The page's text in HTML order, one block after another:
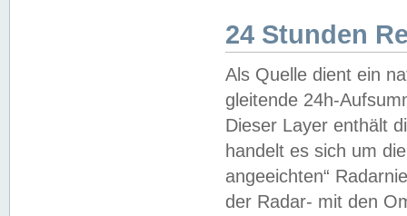
24 Stunden
Als Quelle dient ein
gleitende 24h-
Dieser Layer enthält
handelt es sich um
angeeichten“
der Radar- mit den